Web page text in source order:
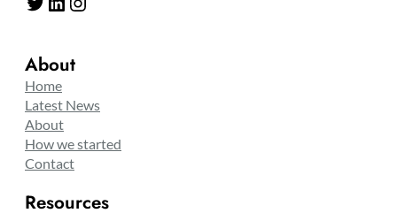
About
Home
Latest News
About
How we started
Contact
Resources